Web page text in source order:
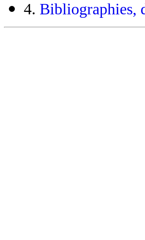
4. Bibliographies,